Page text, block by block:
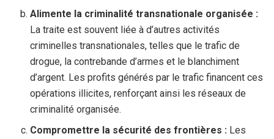
Alimente la criminalité transnationale organisée :
La traite est souvent liée à d’autres activités
criminelles transnationales, telles que le trafic de
drogue, la contrebande d’armes et le blanchiment
d’argent. Les profits générés par le trafic financent ces
opérations illicites, renforçant ainsi les réseaux de
criminalité organisée.
Compromettre la sécurité des frontières : Les